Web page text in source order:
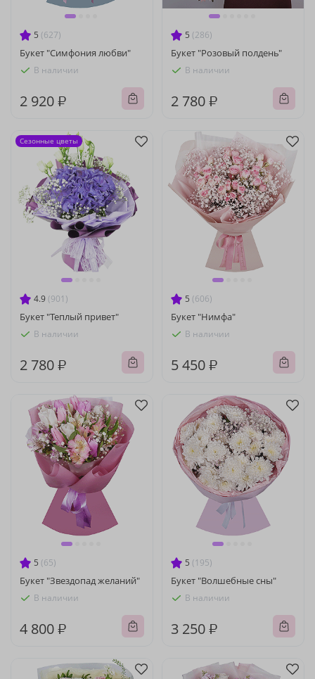
5 (627)
Букет "Симфония любви"
В наличии
2 920 ₽
5 (286)
Букет "Розовый полдень"
В наличии
2 780 ₽
4.9 (901)
Букет "Теплый привет"
В наличии
2 780 ₽
Сезонные цветы
5 (606)
Букет "Нимфа"
В наличии
5 450 ₽
5 (65)
Букет "Звездопад желаний"
В наличии
4 800 ₽
5 (195)
Букет "Волшебные сны"
В наличии
3 250 ₽